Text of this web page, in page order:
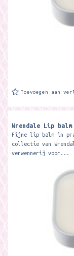
Toevoegen aan
Wrendale Lip
Fijne lip balm in
collectie van
verwennerij voor...